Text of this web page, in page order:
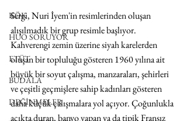
KÖK
HUO SORUYOR
ETÜT
BUDALA
DEĞİNMELER
Sergi, Nuri İyem'in resimlerinden oluşan
alışılmadık bir grup resimle başlıyor.
Kahverengi zemin üzerine siyah karelerden
oluşan bir topluluğu gösteren 1960 yılına ait
büyük bir soyut çalışma, manzaraları, şehirleri
ve çeşitli geçmişlere sahip kadınları gösteren
daha küçük çalışmalara yol açıyor. Çoğunlukla
açıkta duran, banyo yapan ya da tipik Fransız